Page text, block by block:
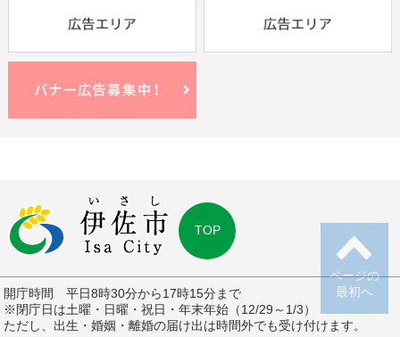
ページの
最初へ
TOP
開庁時間 平日8時30分から17時15分まで
※閉庁日は土曜・日曜・祝日・年末年始（12/29～1/3）
ただし、出生・婚姻・離婚の届け出は時間外でも受け付けます。